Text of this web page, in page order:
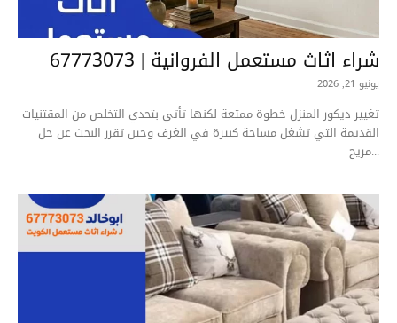
شراء اثاث مستعمل الفروانية | 67773073
يونيو 21, 2026
تغيير ديكور المنزل خطوة ممتعة لكنها تأتي بتحدي التخلص من المقتنيات
القديمة التي تشغل مساحة كبيرة في الغرف وحين تقرر البحث عن حل
مريح...